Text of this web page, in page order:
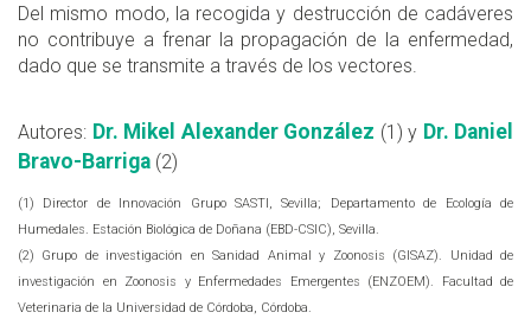
Del mismo modo, la recogida y destrucción de cadáveres
no contribuye a frenar la propagación de la enfermedad,
dado que se transmite a través de los vectores.
Autores: Dr. Mikel Alexander González (1) y Dr. Daniel
Bravo-Barriga (2)
(1) Director de Innovación Grupo SASTI, Sevilla; Departamento de Ecología de
Humedales. Estación Biológica de Doñana (EBD-CSIC), Sevilla.
(2) Grupo de investigación en Sanidad Animal y Zoonosis (GISAZ). Unidad de
investigación en Zoonosis y Enfermedades Emergentes (ENZOEM). Facultad de
Veterinaria de la Universidad de Córdoba, Córdoba.